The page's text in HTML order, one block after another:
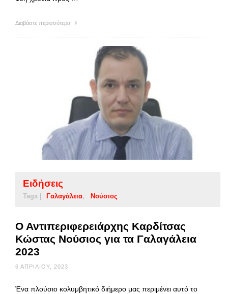
Διαβάστε περισσότερα
Ειδήσεις
Tags | Γαλαγάλεια Νούσιος
Ο Αντιπεριφερειάρχης Καρδίτσας
Κώστας Νούσιος για τα Γαλαγάλεια
2023
6 ΑΠΡΙΛΊΟΥ, 2023
Ένα πλούσιο κολυμβητικό διήμερο μας περιμένει αυτό το